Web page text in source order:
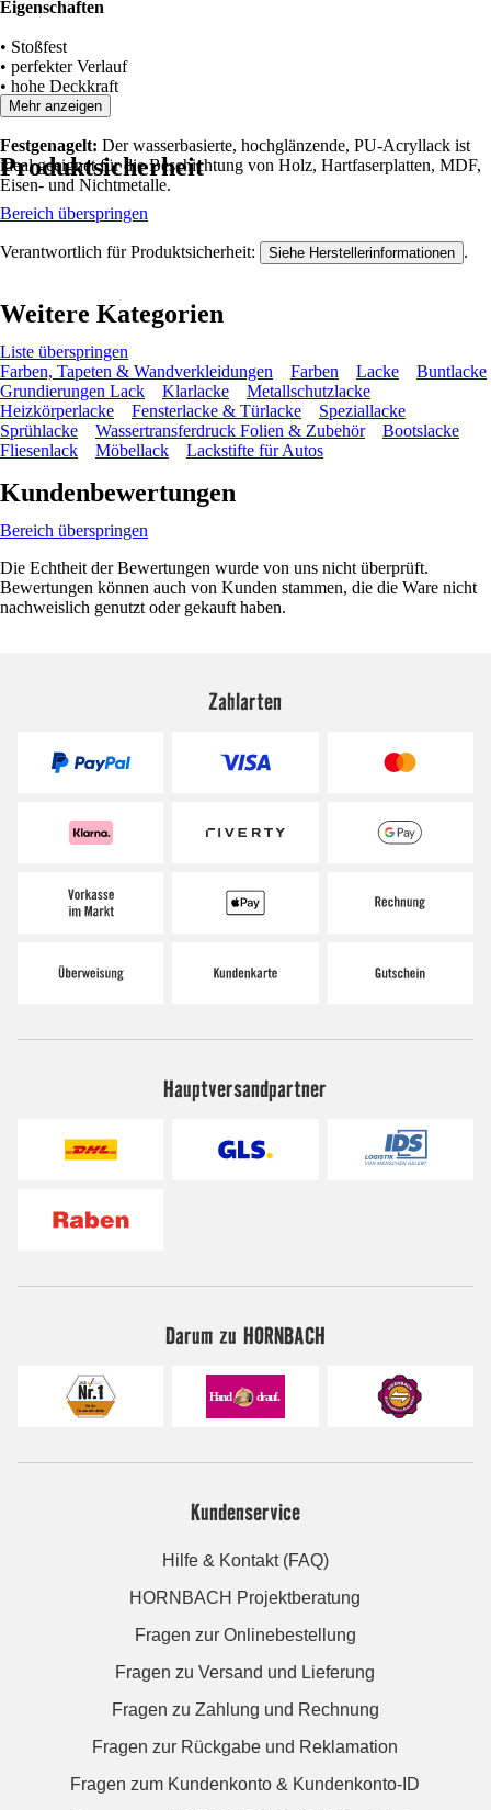
Eigenschaften
• Stoßfest
• perfekter Verlauf
• hohe Deckkraft
• blockfest
Festgenagelt: Der wasserbasierte, hochglänzende, PU-Acryllack ist
ideal geeignet für die Beschichtung von Holz, Hartfaserplatten, MDF,
Eisen- und Nichtmetalle.
Mehr anzeigen
Produktsicherheit
Bereich überspringen
Verantwortlich für Produktsicherheit: Siehe Herstellerinformationen .
Weitere Kategorien
Liste überspringen
Farben, Tapeten & Wandverkleidungen
Farben Lacke
Buntlacke
Grundierungen Lack
Klarlacke
Metallschutzlacke
Heizkörperlacke
Fensterlacke & Türlacke
Speziallacke
Sprühlacke
Wassertransferdruck Folien & Zubehör
Bootslacke
Fliesenlack
Möbellack Lackstifte für Autos
Kundenbewertungen
Bereich überspringen
Die Echtheit der Bewertungen wurde von uns nicht überprüft.
Bewertungen können auch von Kunden stammen, die die Ware nicht
nachweislich genutzt oder gekauft haben.
Zahlarten
Hauptversandpartner
Darum zu HORNBACH
Kundenservice
Hilfe & Kontakt (FAQ)
HORNBACH Projektberatung
Fragen zur Onlinebestellung
Fragen zu Versand und Lieferung
Fragen zu Zahlung und Rechnung
Fragen zur Rückgabe und Reklamation
Fragen zum Kundenkonto & Kundenkonto-ID